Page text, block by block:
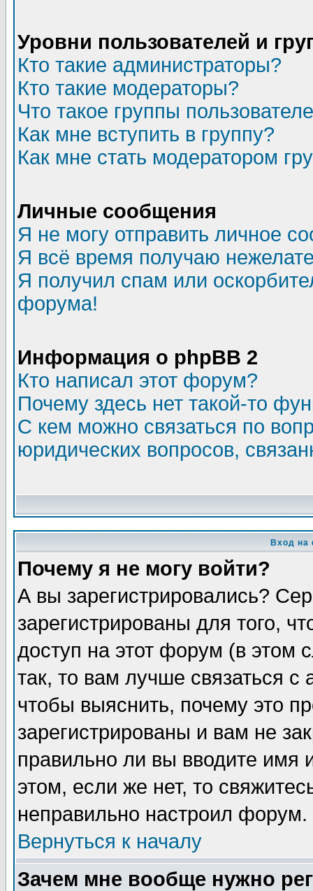
Уровни пользователей и
Кто такие администраторы?
Кто такие модераторы?
Что такое группы
Как мне вступить в группу?
Как мне стать модератором
Личные сообщения
Я не могу отправить личное
Я всё время получаю
Я получил спам или
форума!
Информация о phpBB 2
Кто написал этот форум?
Почему здесь нет такой-то
С кем можно связаться по
юридических вопросов,
Вход на
Почему я не могу войти?
А вы зарегистрировались?
зарегистрированы для того,
доступ на этот форум (в этом
так, то вам лучше связаться
чтобы выяснить, почему это
зарегистрированы и вам не
правильно ли вы вводите
этом, если же нет, то
неправильно настроил форум.
Вернуться к началу
Зачем мне вообще нужно